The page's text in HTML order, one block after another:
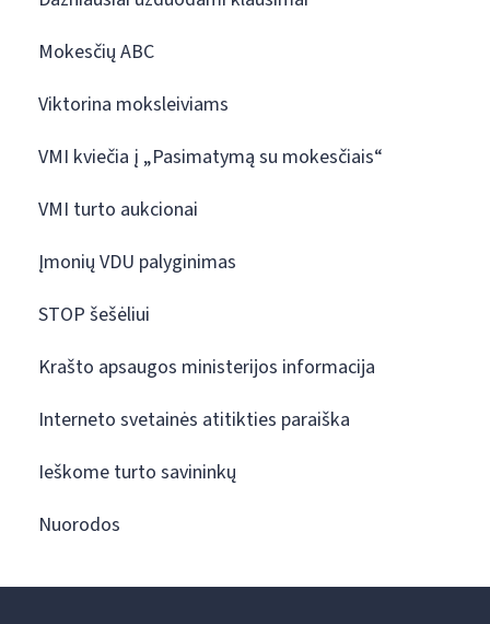
Mokesčių ABC
Viktorina moksleiviams
VMI kviečia į „Pasimatymą su mokesčiais“
VMI turto aukcionai
Įmonių VDU palyginimas
STOP šešėliui
Krašto apsaugos ministerijos informacija
Interneto svetainės atitikties paraiška
Ieškome turto savininkų
Nuorodos